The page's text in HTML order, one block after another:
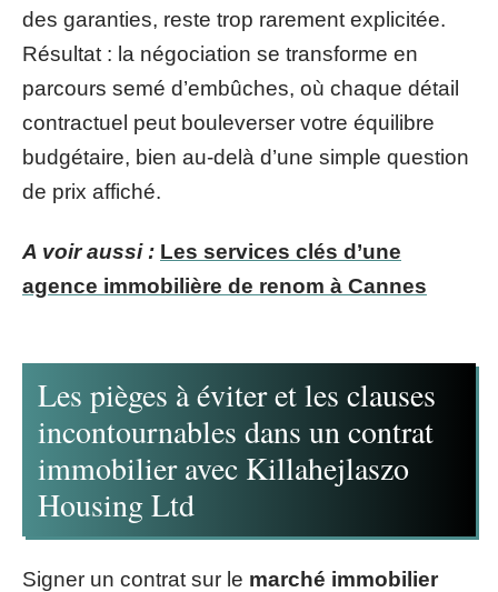
des garanties, reste trop rarement explicitée.
Résultat : la négociation se transforme en
parcours semé d’embûches, où chaque détail
contractuel peut bouleverser votre équilibre
budgétaire, bien au-delà d’une simple question
de prix affiché.
A voir aussi : Les services clés d’une
agence immobilière de renom à Cannes
Les pièges à éviter et les clauses
incontournables dans un contrat
immobilier avec Killahejlaszo
Housing Ltd
Signer un contrat sur le marché immobilier